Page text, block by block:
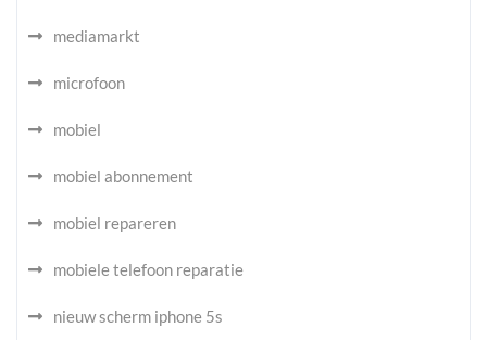
mediamarkt
microfoon
mobiel
mobiel abonnement
mobiel repareren
mobiele telefoon reparatie
nieuw scherm iphone 5s